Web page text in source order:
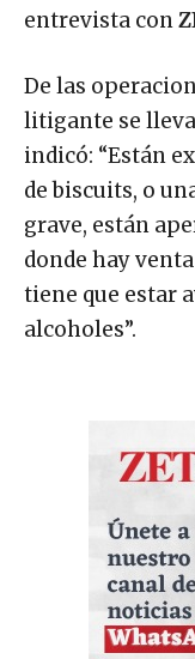
entrevista con
De las
litigante se
indicó: “Están
de biscuits, o
grave, están
donde hay
tiene que estar
alcoholes”.